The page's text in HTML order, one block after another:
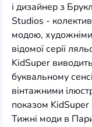
і дизайнер з
Studios -
модою,
відомої серії
KidSuper
буквальному
вінтажними
показом
Тижні моди в